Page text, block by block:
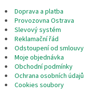
Doprava a platba
Provozovna Ostrava
Slevový systém
Reklamační řád
Odstoupení od smlouvy
Moje objednávka
Obchodní podmínky
Ochrana osobních údajů
Cookies soubory